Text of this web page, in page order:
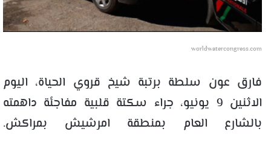
worldwatercongress.com
فارق عون سلطة برتبة شيخ قروي الحياة، اليوم
الاثنين 9 يونيو، جراء سكتة قلبية مفاجئة داهمته
بالشارع العام بمنطقة امرشيش بمراكش.